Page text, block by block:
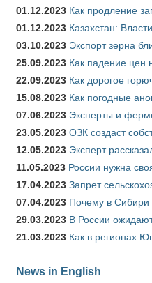
01.12.2023 Как продление
01.12.2023 Казахстан:
03.10.2023 Экспорт зерна
25.09.2023 Как падение цен
22.09.2023 Как дорогое
15.08.2023 Как погодные
07.06.2023 Эксперты и
23.05.2023 ОЗК создаст
12.05.2023 Эксперт
11.05.2023 России нужна
17.04.2023 Запрет
07.04.2023 Почему в
29.03.2023 В России
21.03.2023 Как в регионах
News in English